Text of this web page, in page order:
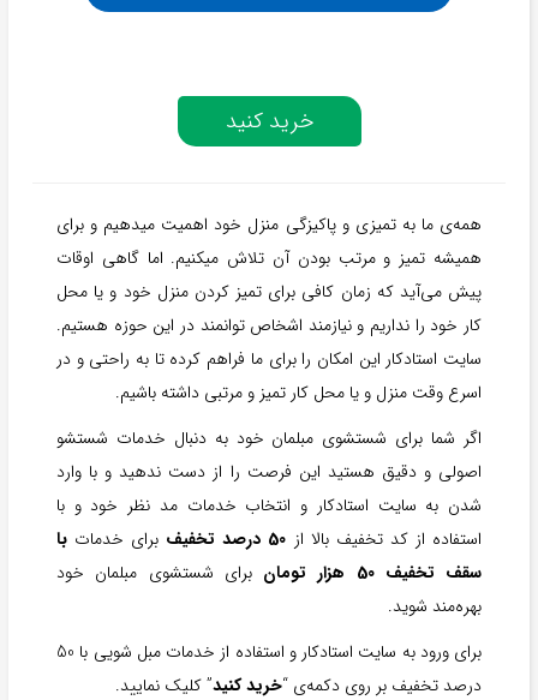
خرید کنید
همه‌ی ما به تمیزی و پاکیزگی منزل خود اهمیت میدهیم و برای
همیشه تمیز و مرتب بودن آن تلاش میکنیم. اما گاهی اوقات
پیش می‌آید که زمان کافی برای تمیز کردن منزل خود و یا محل
کار خود را نداریم و نیازمند اشخاص توانمند در این حوزه هستیم.
سایت استادکار این امکان را برای ما فراهم کرده تا به راحتی و در
اسرع وقت منزل و یا محل کار تمیز و مرتبی داشته باشیم.
اگر شما برای شستشوی مبلمان خود به دنبال خدمات شستشو
اصولی و دقیق هستید این فرصت را از دست ندهید و با وارد
شدن به سایت استادکار و انتخاب خدمات مد نظر خود و با
استفاده از کد تخفیف بالا از 50 درصد تخفیف برای خدمات با
سقف تخفیف 50 هزار تومان
برای شستشوی مبلمان خود
بهره‌مند شوید.
برای ورود به سایت استادکار و استفاده از خدمات مبل شویی با 50
درصد تخفیف بر روی دکمه‌ی “خرید کنید” کلیک نمایید.